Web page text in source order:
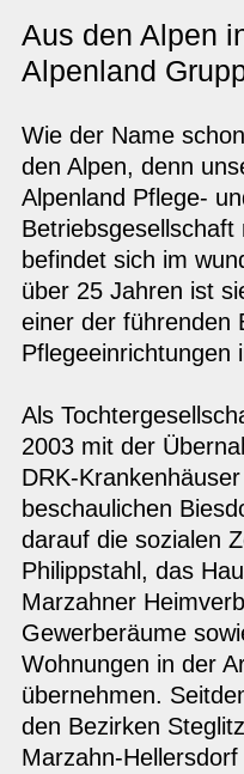
Aus den Alpen
Alpenland
Wie der Name
den Alpen, denn
Alpenland Pflege-
befindet sich im
über 25 Jahren ist
einer der führenden
Pflegeeinrichtungen
Als
2003 mit der
DRK-
beschaulichen
darauf die sozialen
Philippstahl, das
Marzahner
Gewerberäume
Wohnungen in der
übernehmen.
den Bezirken
Marzahn-